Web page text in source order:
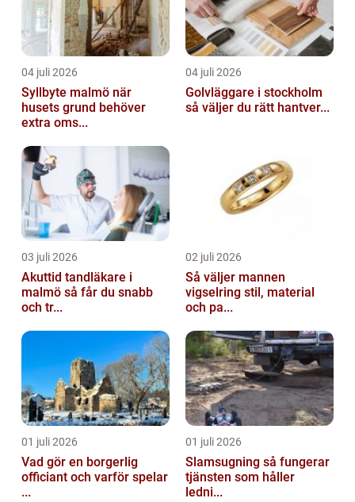
04 juli 2026
Syllbyte malmö när
husets grund behöver
extra oms...
04 juli 2026
Golvläggare i stockholm
så väljer du rätt hantver...
03 juli 2026
Akuttid tandläkare i
malmö så får du snabb
och tr...
02 juli 2026
Så väljer mannen
vigselring stil, material
och pa...
01 juli 2026
Vad gör en borgerlig
officiant och varför spelar
...
01 juli 2026
Slamsugning så fungerar
tjänsten som håller
ledni...